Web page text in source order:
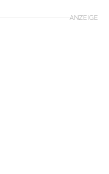
ANZEIGE